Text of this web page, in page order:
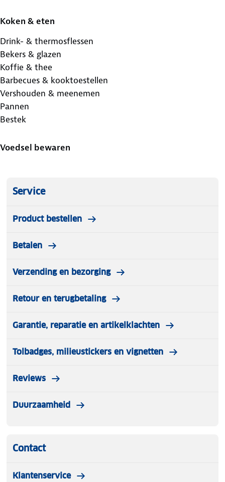
Koken & eten
Drink- & thermosflessen
Bekers & glazen
Koffie & thee
Barbecues & kooktoestellen
Vershouden & meenemen
Pannen
Bestek
Voedsel bewaren
Service
Product bestellen
Betalen
Verzending en bezorging
Retour en terugbetaling
Garantie, reparatie en artikelklachten
Tolbadges, milieustickers en vignetten
Reviews
Duurzaamheid
Contact
Klantenservice